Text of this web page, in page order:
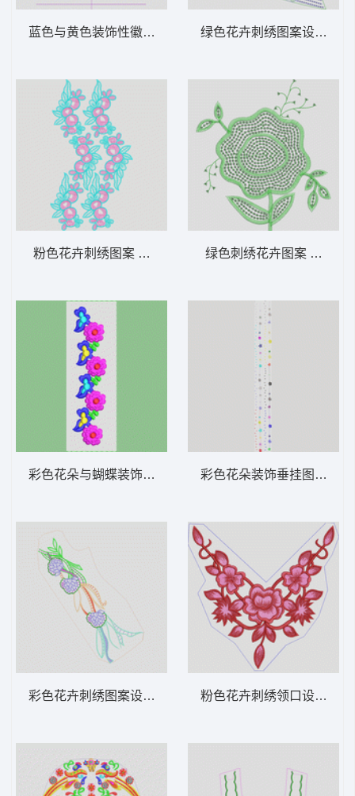
蓝色与黄色装饰性徽章设计 风衣曲线鸟
粉色花卉刺绣图案 烫花
彩色花朵与蝴蝶装饰图案 小红花
彩色花卉刺绣图案设计 衣袖花
绿色花卉刺绣图案设计 亮
绿色刺绣花卉图案 亮片 珠
彩色花朵装饰垂挂图案 窗帘
粉色花卉刺绣领口设计 衣领